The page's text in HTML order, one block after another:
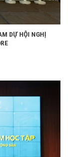
DỰ HỘI NGHỊ